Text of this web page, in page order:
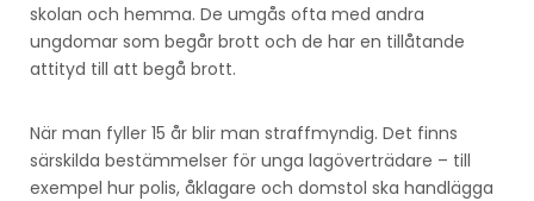
skolan och hemma. De umgås ofta med andra
ungdomar som begår brott och de har en tillåtande
attityd till att begå brott.
När man fyller 15 år blir man straffmyndig. Det finns
särskilda bestämmelser för unga lagöverträdare – till
exempel hur polis, åklagare och domstol ska handlägga